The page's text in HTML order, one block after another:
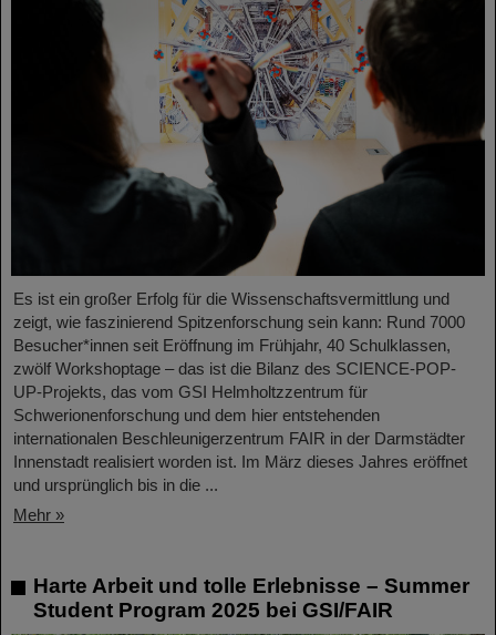
Es ist ein großer Erfolg für die Wissenschaftsvermittlung und
zeigt, wie faszinierend Spitzenforschung sein kann: Rund 7000
Besucher*innen seit Eröffnung im Frühjahr, 40 Schulklassen,
zwölf Workshoptage – das ist die Bilanz des SCIENCE-POP-
UP-Projekts, das vom GSI Helmholtzzentrum für
Schwerionenforschung und dem hier entstehenden
internationalen Beschleunigerzentrum FAIR in der Darmstädter
Innenstadt realisiert worden ist. Im März dieses Jahres eröffnet
und ursprünglich bis in die ...
Mehr »
Harte Arbeit und tolle Erlebnisse – Summer
Student Program 2025 bei GSI/FAIR